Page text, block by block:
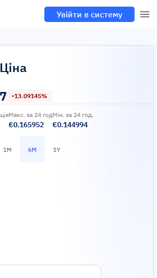
Увійти в систему
Ціна
-13.09145%
Макс. за 24 год
€0.165952
Мін. за 24 год.
€0.144994
1M 6M 1Y